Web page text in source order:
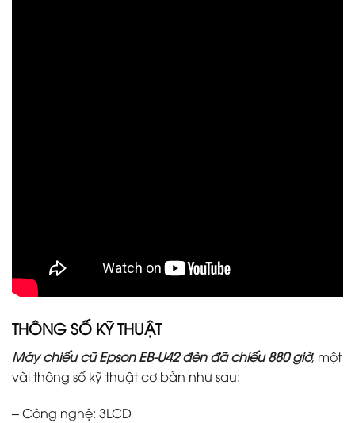
THÔNG SỐ KỸ THUẬT
Máy chiếu cũ Epson EB-U42 đèn đã chiếu 880 giờ, một
vài thông số kỹ thuật cơ bản như sau:
– Công nghệ: 3LCD